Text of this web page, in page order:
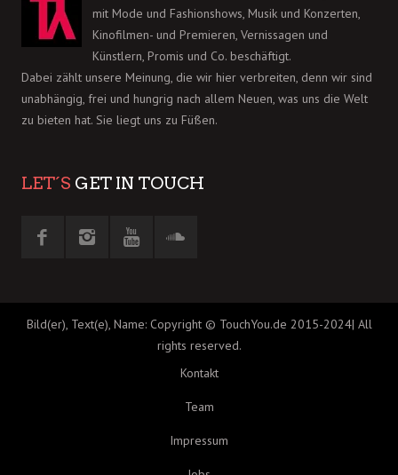
mit Mode und Fashionshows, Musik und Konzerten,
Kinofilmen- und Premieren, Vernissagen und
Künstlern, Promis und Co. beschäftigt.
Dabei zählt unsere Meinung, die wir hier verbreiten, denn wir sind
unabhängig, frei und hungrig nach allem Neuen, was uns die Welt
zu bieten hat. Sie liegt uns zu Füßen.
LET´S GET IN TOUCH
Bild(er), Text(e), Name: Copyright © TouchYou.de 2015-2024| All
rights reserved.
Kontakt
Team
Impressum